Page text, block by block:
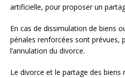
artificielle, pour proposer un
En cas de dissimulation de biens
pénales renforcées sont prévues,
l’annulation du divorce.
Le divorce et le partage des biens